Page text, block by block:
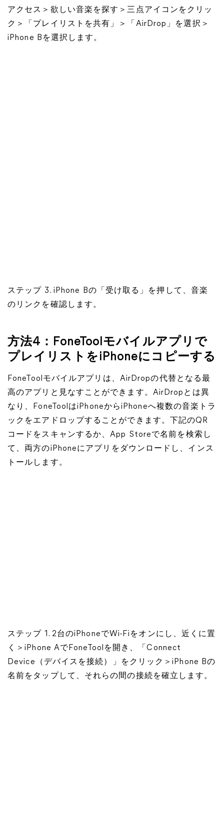
アクセス＞欲しい音楽を探す＞三点アイコンをクリッ
ク＞「プレイリストを共有」＞「AirDrop」を選択＞
iPhone Bを選択します。
ステップ 3. iPhone Bの「受け取る」を押して、音楽
のリンクを確認します。
方法4：FoneToolモバイルアプリで
プレイリストをiPhoneにコピーする
FoneToolモバイルアプリは、AirDropの代替となる最
高のアプリと見なすことができます。AirDropとは異
なり、FoneToolはiPhoneからiPhoneへ複数の音楽トラ
ックをエアドロップすることができます。下記のQR
コードをスキャンするか、App Storeで名前を検索し
て、両方のiPhoneにアプリをダウンロードし、インス
トールします。
ステップ 1. 2台のiPhoneでWi-Fiをオンにし、近くに置
く＞iPhone AでFoneToolを開き、「Connect
Device（デバイスを接続）」をクリック＞iPhone Bの
名前をタップして、それらの間の接続を確立します。